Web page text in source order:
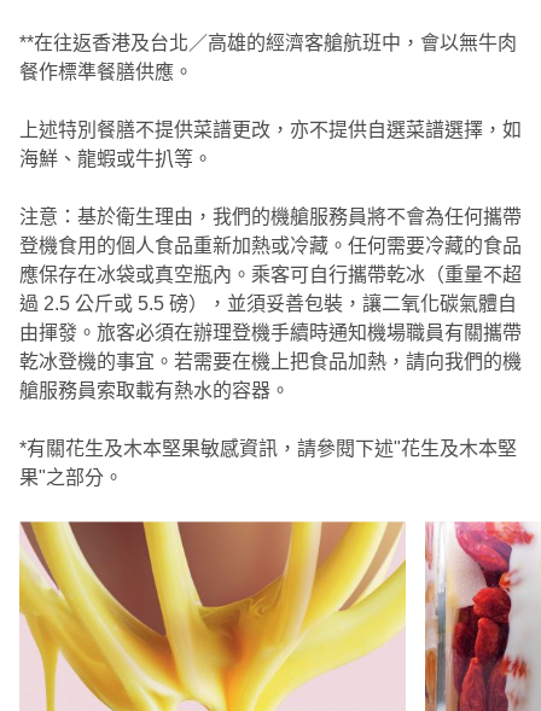
**在往返香港及台北／高雄的經濟客艙航班中，會以無牛肉
餐作標準餐膳供應。
上述特別餐膳不提供菜譜更改，亦不提供自選菜譜選擇，如
海鮮、龍蝦或牛扒等。
注意：基於衛生理由，我們的機艙服務員將不會為任何攜帶
登機食用的個人食品重新加熱或冷藏。任何需要冷藏的食品
應保存在冰袋或真空瓶內。乘客可自行攜帶乾冰（重量不超
過 2.5 公斤或 5.5 磅），並須妥善包裝，讓二氧化碳氣體自
由揮發。旅客必須在辦理登機手續時通知機場職員有關攜帶
乾冰登機的事宜。若需要在機上把食品加熱，請向我們的機
艙服務員索取載有熱水的容器。
*有關花生及木本堅果敏感資訊，請參閱下述"花生及木本堅
果"之部分。